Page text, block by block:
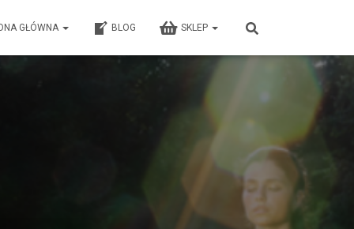
GŁÓWNA BLOG SKLEP